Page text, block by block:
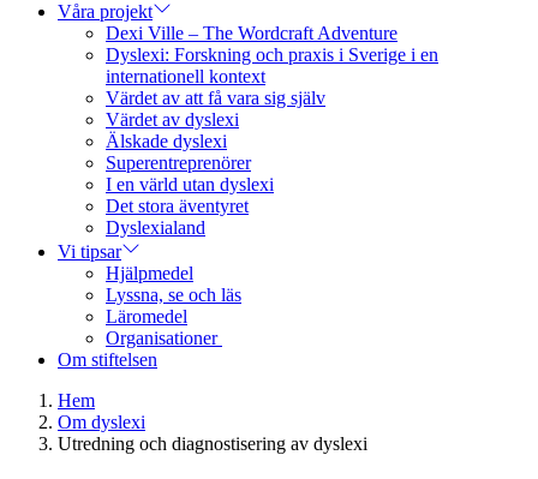
Våra projekt
Dexi Ville – The Wordcraft Adventure
Dyslexi: Forskning och praxis i Sverige i en
internationell kontext
Värdet av att få vara sig själv
Värdet av dyslexi
Älskade dyslexi
Superentreprenörer
I en värld utan dyslexi
Det stora äventyret
Dyslexialand
Vi tipsar
Hjälpmedel
Lyssna, se och läs
Läromedel
Organisationer
Om stiftelsen
Hem
Om dyslexi
Utredning och diagnostisering av dyslexi